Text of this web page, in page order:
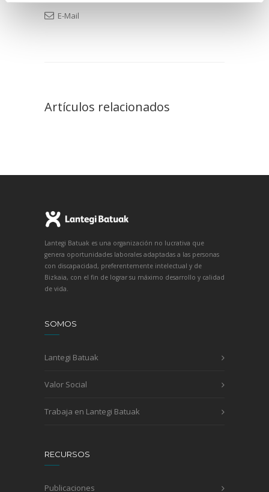
E-Mail
Artículos relacionados
Lantegi Batuak es una organización no lucrativa que
genera oportunidades laborales adaptadas a las personas
con discapacidad, preferentemente intelectual y de
Bizkaia, con el fin de lograr su máximo desarrollo y calidad
de vida.
SOMOS
Lantegi Batuak
Valor Social
Trabaja en Lantegi Batuak
RECURSOS
Publicaciones